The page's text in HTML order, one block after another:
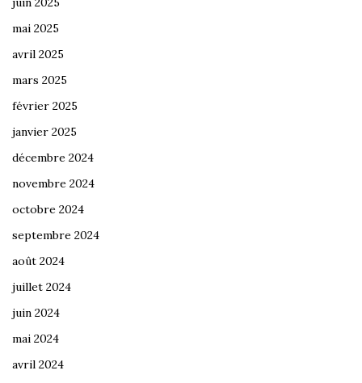
mai 2025
avril 2025
mars 2025
février 2025
janvier 2025
décembre 2024
novembre 2024
octobre 2024
septembre 2024
août 2024
juillet 2024
juin 2024
mai 2024
avril 2024